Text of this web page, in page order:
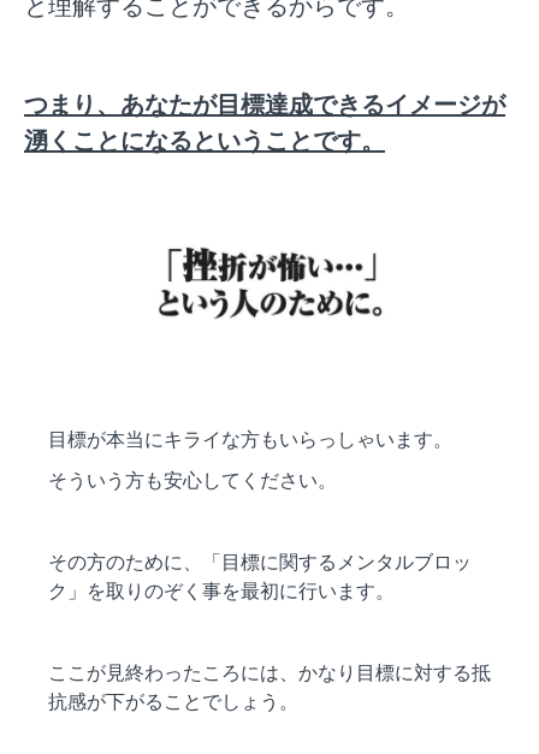
と理解することができるからです。
つまり、あなたが目標達成できるイメージが
湧くことになるということです。
目標が本当にキライな方もいらっしゃいます。
そういう方も安心してください。
その方のために、「目標に関するメンタルブロッ
ク」を取りのぞく事を最初に行います。
ここが見終わったころには、かなり目標に対する抵
抗感が下がることでしょう。